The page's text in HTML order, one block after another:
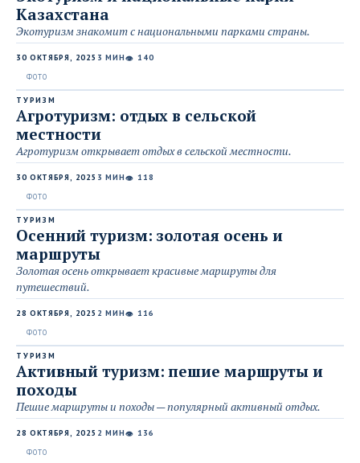
Казахстана
Экотуризм знакомит с национальными парками страны.
30 ОКТЯБРЯ, 2025 3 МИН👁 140
ТУРИЗМ
Агротуризм: отдых в сельской
местности
Агротуризм открывает отдых в сельской местности.
30 ОКТЯБРЯ, 2025 3 МИН👁 118
ТУРИЗМ
Осенний туризм: золотая осень и
маршруты
Золотая осень открывает красивые маршруты для
путешествий.
28 ОКТЯБРЯ, 2025 2 МИН👁 116
ТУРИЗМ
Активный туризм: пешие маршруты и
походы
Пешие маршруты и походы — популярный активный отдых.
28 ОКТЯБРЯ, 2025 2 МИН👁 136